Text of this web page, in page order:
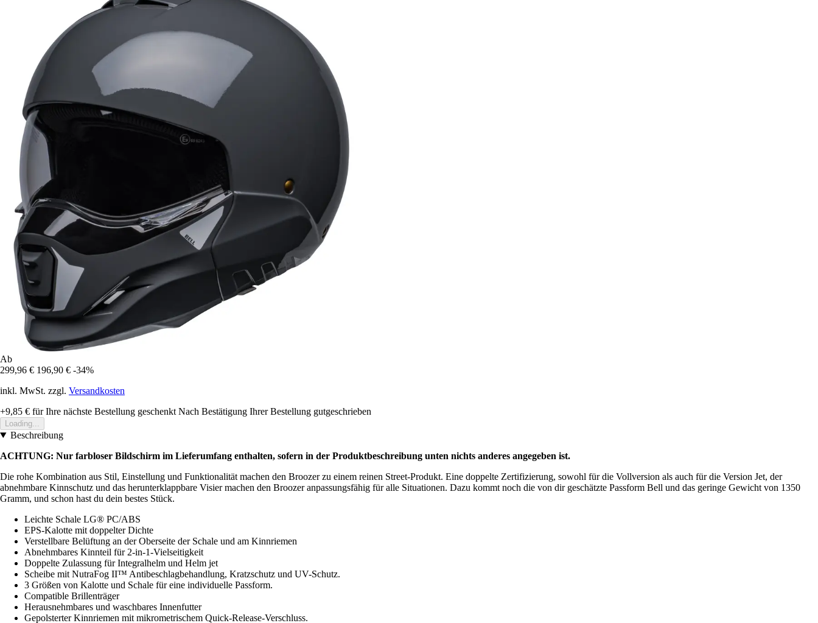
Ab
299,96 € 196,90 € -34%
inkl. MwSt. zzgl. Versandkosten
+9,85 € für Ihre nächste Bestellung geschenkt Nach Bestätigung Ihrer Bestellung gutgeschrieben
Loading...
Beschreibung
ACHTUNG: Nur farbloser Bildschirm im Lieferumfang enthalten, sofern in der Produktbeschreibung unten nichts anderes angegeben ist.
Die rohe Kombination aus Stil, Einstellung und Funktionalität machen den Broozer zu einem reinen Street-Produkt. Eine doppelte Zertifizierung, sowohl für die Vollversion als auch für die Version Jet, der
abnehmbare Kinnschutz und das herunterklappbare Visier machen den Broozer anpassungsfähig für alle Situationen. Dazu kommt noch die von dir geschätzte Passform Bell und das geringe Gewicht von 1350
Gramm, und schon hast du dein bestes Stück.
Leichte Schale LG® PC/ABS
EPS-Kalotte mit doppelter Dichte
Verstellbare Belüftung an der Oberseite der Schale und am Kinnriemen
Abnehmbares Kinnteil für 2-in-1-Vielseitigkeit
Doppelte Zulassung für Integralhelm und Helm jet
Scheibe mit NutraFog II™ Antibeschlagbehandlung, Kratzschutz und UV-Schutz.
3 Größen von Kalotte und Schale für eine individuelle Passform.
Compatible Brillenträger
Herausnehmbares und waschbares Innenfutter
Gepolsterter Kinnriemen mit mikrometrischem Quick-Release-Verschluss.